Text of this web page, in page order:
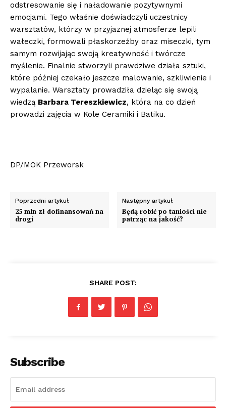
odstresowanie się i naładowanie pozytywnymi
emocjami. Tego właśnie doświadczyli uczestnicy
warsztatów, którzy w przyjaznej atmosferze lepili
wałeczki, formowali płaskorzeźby oraz miseczki, tym
samym rozwijając swoją kreatywność i twórcze
myślenie. Finalnie stworzyli prawdziwe działa sztuki,
które później czekało jeszcze malowanie, szkliwienie i
wypalanie. Warsztaty prowadziła dzieląc się swoją
wiedzą Barbara Tereszkiewicz, która na co dzień
prowadzi zajęcia w Kole Ceramiki i Batiku.
DP/MOK Przeworsk
Poprzedni artykuł
25 mln zł dofinansowań na
drogi
Następny artykuł
Będą robić po taniości nie
patrząc na jakość?
SHARE POST:
Subscribe